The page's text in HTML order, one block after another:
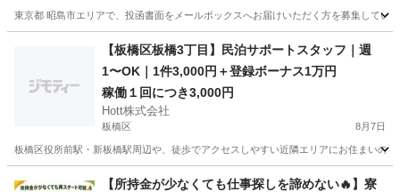
東京都 昭島市エリアで、投函書面をメールボックスへお届けいただく方を募集して
ポスティング 出来高制
【板橋区板橋3丁目】民泊サポートスタッフ｜週
1〜OK｜1件3,000円＋登録ボーナス1万円
稼働１回につき3,000円
Hott株式会社
板橋区 8月7日
板橋区役所前駅・新板橋駅周辺や、徒歩でアクセスしやすい近隣エリアにお住まいの
その他 スタッフ
【所持金が少なくても仕事探しを諦めない🔥】寮